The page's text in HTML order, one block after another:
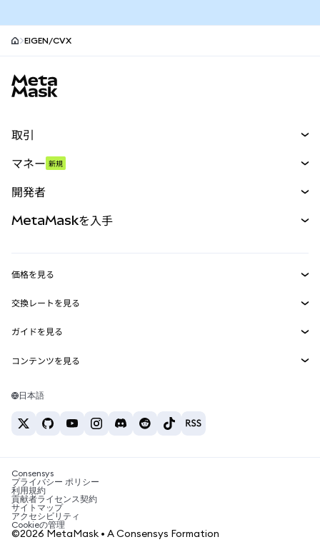
EIGEN/CVX
取引
パーペチュアル
RWA
マネー 新規
開発者
MetaMask Connect
Snaps
Web3サービス
MetaMaskを入手
セキュリティ
サポート
キャリア
お問い合わせ
価格を見る
イーサリアムの価格
Solanaの価格
Tetherの価格
交換レートを見る
ETH→USD
USDT→INR
BTC→INR
ETH→USDT
ガイドを見る
ETHの購入
USDTの購入
SHIBの購入
BNBの購入
コンテンツを見る
Solanaウォレット
税制関連ニュース
暗号資産の購入方法は？
ビットコインを売るには？
日本語
Consensys
プライバシー ポリシー
利用規約
貢献者ライセンス契約
サイトマップ
アクセシビリティ
Cookieの管理
©2026 MetaMask • A Consensys Formation